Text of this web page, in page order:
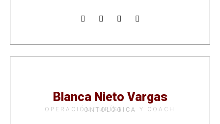
Blanca Nieto Vargas
OPERACIÓN TURÍSTICA Y COACH ONTOLÓGICA